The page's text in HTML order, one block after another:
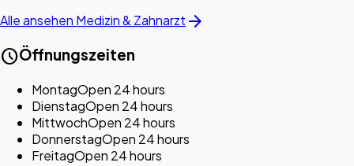
Alle ansehen Medizin & Zahnarzt arrow_forward
scheduleÖffnungszeiten
MontagOpen 24 hours
DienstagOpen 24 hours
MittwochOpen 24 hours
DonnerstagOpen 24 hours
FreitagOpen 24 hours